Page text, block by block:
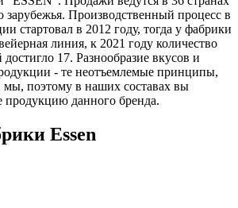
зарубежья. Производственный процесс в
стартовал в 2012 году, тогда у фабрики
линия, к 2021 году количество
17. Разнообразие вкусов и
- те неотъемлемые принципы,
мы, поэтому в наших составах вы
продукцию данного бренда.
Essen